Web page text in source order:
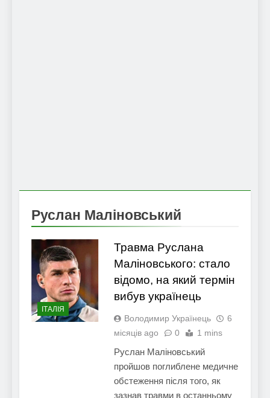
Руслан Маліновський
ІТАЛІЯ
Травма Руслана
Маліновського: стало
відомо, на який термін
вибув українець
Володимир Українець
6
місяців ago
0 1 mins
Руслан Маліновський
пройшов поглиблене медичне
обстеження після того, як
зазнав травми в останньому